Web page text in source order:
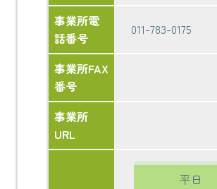
事業所電
話番号
011-783-0175
事業所FAX
番号
事業所
URL
平日